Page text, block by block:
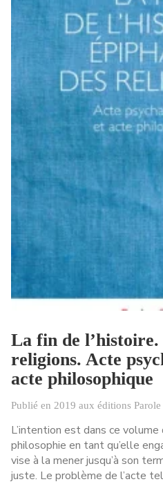
La fin de l’histoire.
religions. Acte
acte philosophique
Publié en 2019 aux éditions Parole
L’intention est dans ce volume
philosophie en tant qu’elle
vise à la mener jusqu’à son
juste. Le problème de l’acte